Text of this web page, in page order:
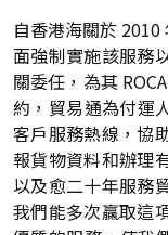
自香港海關於 2010
面強制實施該服務
關委任，為其
約，貿易通為付運
客戶服務熱線，協
報貨物資料和辦理
以及愈二十年服務
我們能多次贏取這